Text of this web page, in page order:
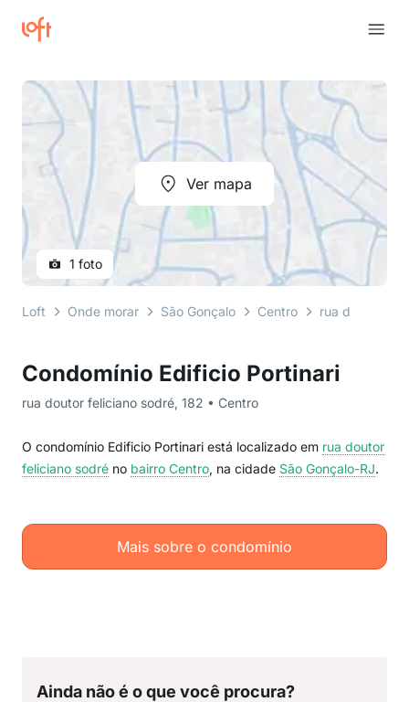
Condomínio Edificio Portinari
rua doutor feliciano sodré, 182 • Centro
O condomínio Edificio Portinari está localizado em rua doutor
feliciano sodré no bairro Centro, na cidade São Gonçalo-RJ.
Mais sobre o condomínio
Ver mapa
1 foto
Loft Onde morar São Gonçalo Centro rua doutor
Ainda não é o que você procura?